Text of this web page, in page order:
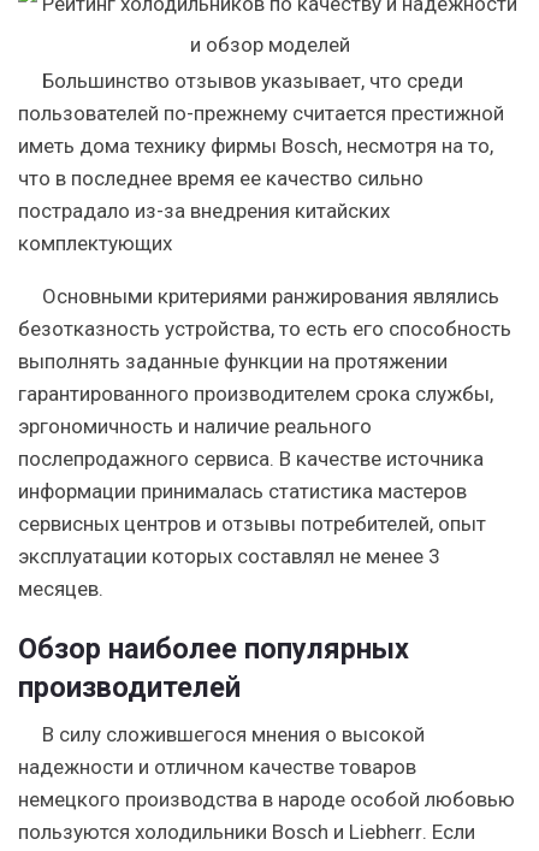
Большинство отзывов указывает, что среди
пользователей по-прежнему считается престижной
иметь дома технику фирмы Bosch, несмотря на то,
что в последнее время ее качество сильно
пострадало из-за внедрения китайских
комплектующих
Основными критериями ранжирования являлись
безотказность устройства, то есть его способность
выполнять заданные функции на протяжении
гарантированного производителем срока службы,
эргономичность и наличие реального
послепродажного сервиса. В качестве источника
информации принималась статистика мастеров
сервисных центров и отзывы потребителей, опыт
эксплуатации которых составлял не менее 3
месяцев.
Обзор наиболее популярных
производителей
В силу сложившегося мнения о высокой
надежности и отличном качестве товаров
немецкого производства в народе особой любовью
пользуются холодильники Bosch и Liebherr. Если